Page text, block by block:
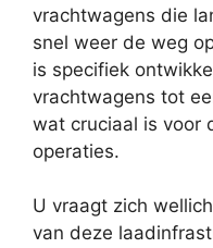
vrachtwagens die
snel weer de weg
is specifiek
vrachtwagens tot
wat cruciaal is voor
operaties.
U vraagt zich
van deze